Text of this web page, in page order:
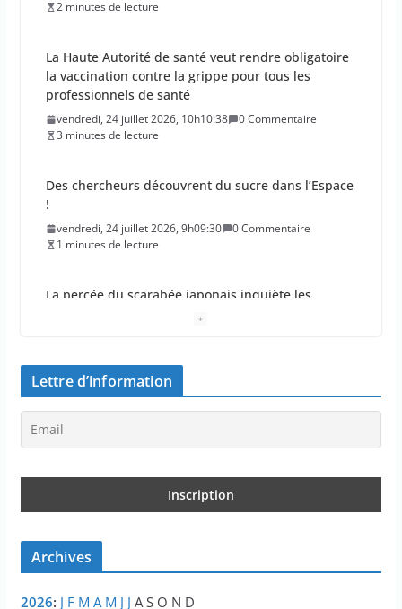
vendredi, 24 juillet 2026, 10h10:38
Des chercheurs découvrent du sucre dans l’Espace
!
vendredi, 24 juillet 2026, 9h09:30
0 Commentaire
1 minutes de lecture
La percée du scarabée japonais inquiète les
autorités françaises
jeudi, 23 juillet 2026, 11h11:01
0 Commentaire
4 minutes de lecture
En 2026, les incendies ont brûlé au moins 44 000
moins de 15 ans
jeudi, 23 juillet 2026, 9h09:08
0 Commentaire
Le Parlement adopte le projet de loi Ripost sur la
mercredi, 22 juillet 2026, 12h12:27
2 minutes de lecture
Lettre d’information
Archives
2026: J F M A M J J A S O N D